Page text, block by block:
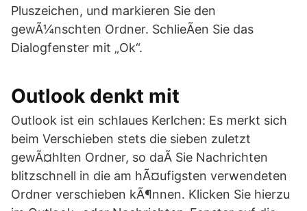
Pluszeichen, und markieren Sie den
gewÃ¼nschten Ordner. SchlieÃen Sie das
Dialogfenster mit „Ok“.
Outlook denkt mit
Outlook ist ein schlaues Kerlchen: Es merkt sich
beim Verschieben stets die sieben zuletzt
gewÃ¤hlten Ordner, so daÃ Sie Nachrichten
blitzschnell in die am hÃ¤ufigsten verwendeten
Ordner verschieben kÃ¶nnen. Klicken Sie hierzu